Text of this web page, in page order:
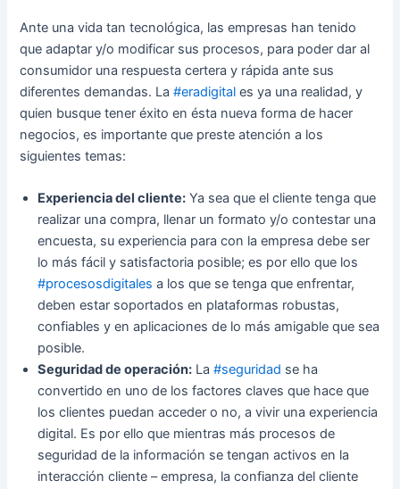
Ante una vida tan tecnológica, las empresas han tenido
que adaptar y/o modificar sus procesos, para poder dar al
consumidor una respuesta certera y rápida ante sus
diferentes demandas. La#eradigital es ya una realidad, y
quien busque tener éxito en ésta nueva forma de hacer
negocios, es importante que preste atención a los
siguientes temas:
Experiencia del cliente: Ya sea que el cliente tenga que
realizar una compra, llenar un formato y/o contestar una
encuesta, su experiencia para con la empresa debe ser
lo más fácil y satisfactoria posible; es por ello que los
#procesosdigitales a los que se tenga que enfrentar,
deben estar soportados en plataformas robustas,
confiables y en aplicaciones de lo más amigable que sea
posible.
Seguridad de operación: La#seguridad se ha
convertido en uno de los factores claves que hace que
los clientes puedan acceder o no, a vivir una experiencia
digital. Es por ello que mientras más procesos de
seguridad de la información se tengan activos en la
interacción cliente – empresa, la confianza del cliente